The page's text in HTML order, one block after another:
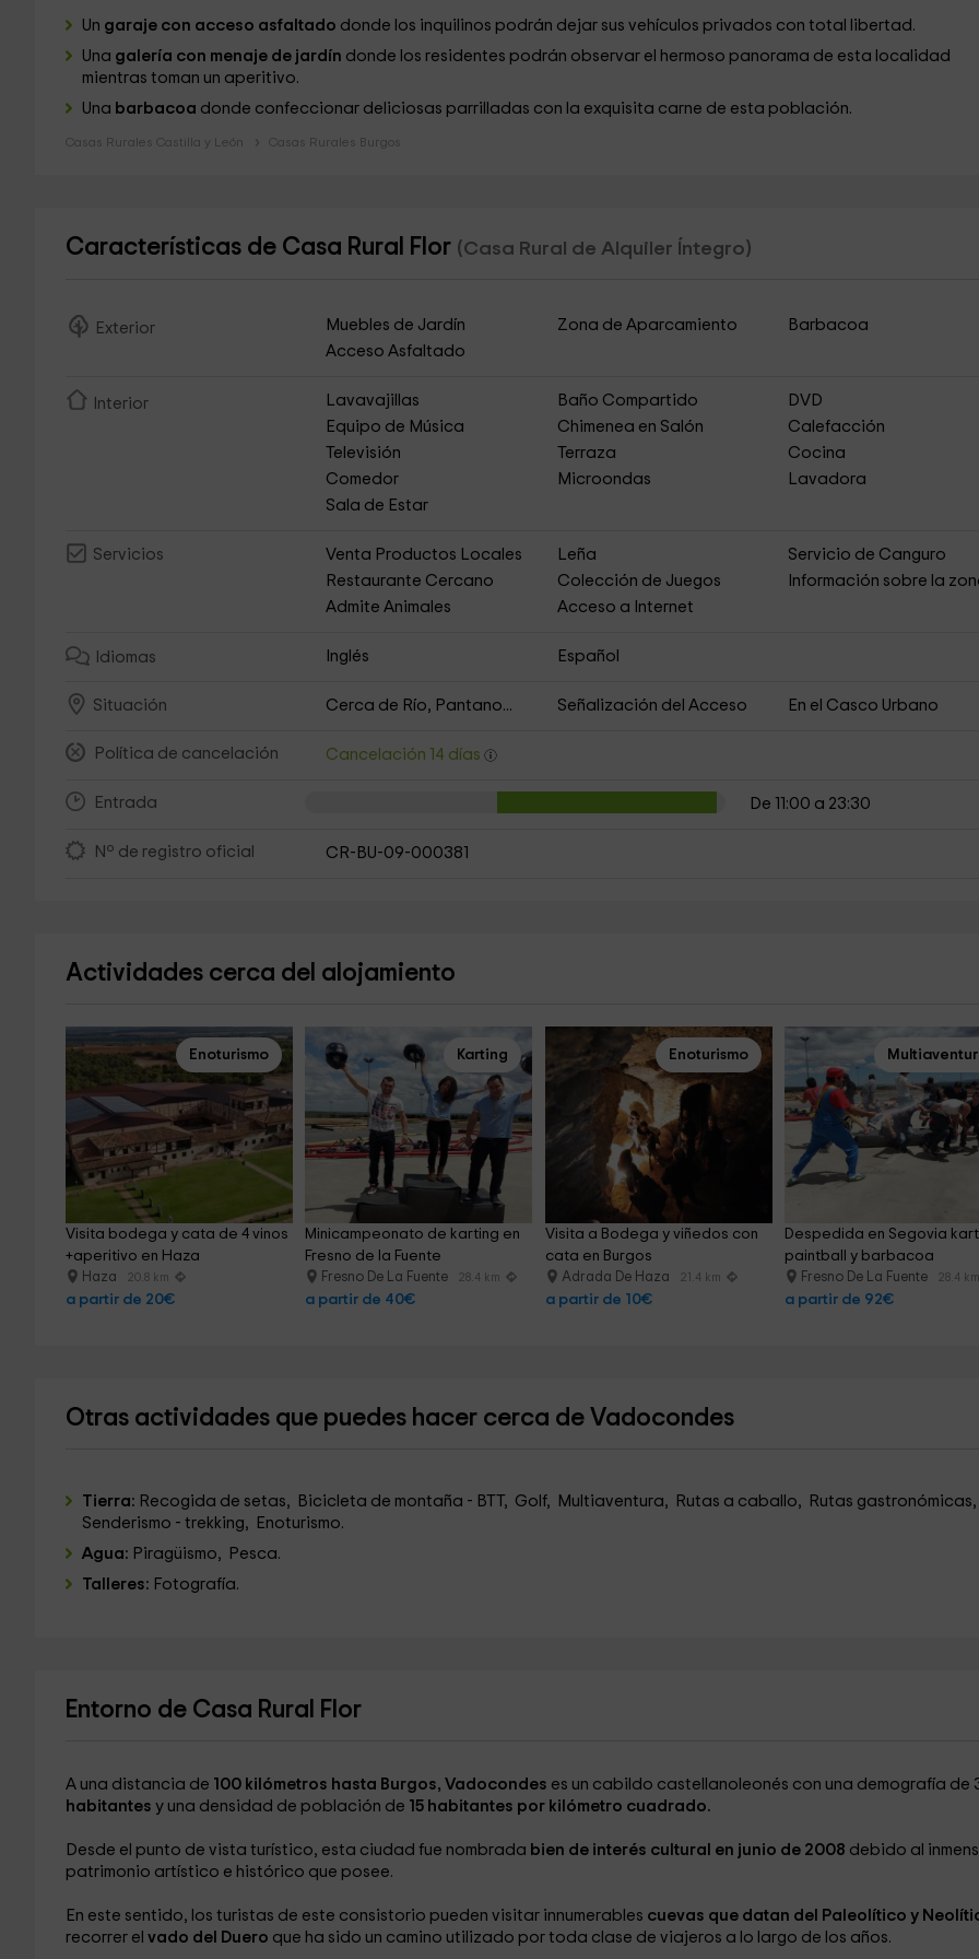
Un garaje con acceso asfaltado donde los inquilinos podrán dejar sus vehículos privados con total libertad.
Una galería con menaje de jardín donde los residentes podrán observar el hermoso panorama de esta localidad
mientras toman un aperitivo.
Una barbacoa donde confeccionar deliciosas parrilladas con la exquisita carne de esta población.
Casas Rurales Castilla y León Casas Rurales Burgos
Características de Casa Rural Flor (Casa Rural de Alquiler Íntegro)
Exterior Muebles de Jardín Zona de Aparcamiento
Barbacoa
Acceso Asfaltado
Interior Lavavajillas Baño Compartido
DVD
Equipo de Música
Chimenea en Salón
Calefacción
Televisión
Terraza
Cocina
Comedor
Microondas
Lavadora
Sala de Estar
Servicios Venta Productos Locales Leña
Servicio de Canguro
Restaurante Cercano
Colección de Juegos
Información sobre la
Admite Animales
Acceso a Internet
Idiomas Inglés Español
Situación Cerca de Río, Pantano... Señalización del Acceso En el Casco Urbano
Política de cancelación Cancelación 14 días
Entrada De 11:00 a 23:30
Nº de registro oficial CR-BU-09-000381
Actividades cerca del alojamiento
Enoturismo
Visita bodega y cata de 4 vinos
+aperitivo en Haza
Haza 20.8 km
a partir de 20€
Karting
Minicampeonato de karting en
Fresno de la Fuente
Fresno De La Fuente 28.4 km
a partir de 40€
Enoturismo
Visita a Bodega y viñedos con
cata en Burgos
Adrada De Haza 21.4 km
a partir de 10€
Despedida en Segovia
paintball y barbacoa
Fresno De La Fuente 28.4
a partir de 92€
Otras actividades que puedes hacer cerca de Vadocondes
Tierra: Recogida de setas, Bicicleta de montaña - BTT, Golf, Multiaventura, Rutas a caballo, Rutas gastronómicas,
Senderismo - trekking, Enoturismo.
Agua: Piragüismo, Pesca.
Talleres: Fotografía.
Entorno de Casa Rural Flor
A una distancia de 100 kilómetros hasta Burgos, Vadocondes es un cabildo castellanoleonés con una demografía de
habitantes y una densidad de población de 15 habitantes por kilómetro cuadrado.
Desde el punto de vista turístico, esta ciudad fue nombrada bien de interés cultural en junio de 2008 debido al
patrimonio artístico e histórico que posee.
En este sentido, los turistas de este consistorio pueden visitar innumerables cuevas que datan del Paleolítico y
recorrer el vado del Duero que ha sido un camino utilizado por toda clase de viajeros a lo largo de los años.